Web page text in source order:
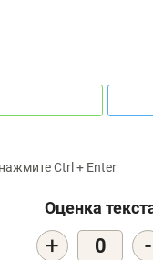
Ctrl + Enter
Оценка
+ 0 -